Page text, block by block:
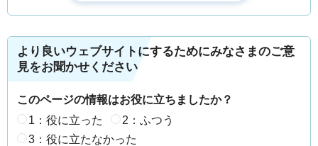
より良いウェブサイトにするためにみなさまのご意
見をお聞かせください
このページの情報はお役に立ちましたか？
1：役に立った
2：ふつう
3：役に立たなかった